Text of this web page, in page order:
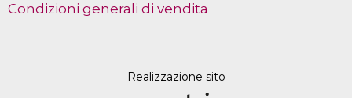
Condizioni generali di vendita
Realizzazione sito